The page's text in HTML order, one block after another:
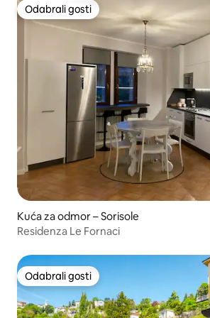
Odabrali gosti
Odabrali gosti
Kuća za odmor – Sorisole
Residenza Le Fornaci
Odabrali gosti
Odabrali gosti